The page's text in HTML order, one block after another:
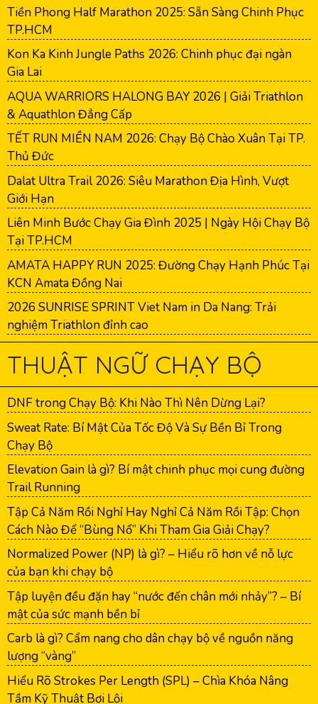
Tiền Phong Half Marathon 2025: Sẵn Sàng Chinh Phục
TP.HCM
Kon Ka Kinh Jungle Paths 2026: Chinh phục đại ngàn
Gia Lai
AQUA WARRIORS HALONG BAY 2026 | Giải Triathlon
& Aquathlon Đẳng Cấp
TẾT RUN MIỀN NAM 2026: Chạy Bộ Chào Xuân Tại TP.
Thủ Đức
Dalat Ultra Trail 2026: Siêu Marathon Địa Hình, Vượt
Giới Hạn
Liên Minh Bước Chạy Gia Đình 2025 | Ngày Hội Chạy Bộ
Tại TP.HCM
AMATA HAPPY RUN 2025: Đường Chạy Hạnh Phúc Tại
KCN Amata Đồng Nai
2026 SUNRISE SPRINT Viet Nam in Da Nang: Trải
nghiệm Triathlon đỉnh cao
THUẬT NGỮ CHẠY BỘ
DNF trong Chạy Bộ: Khi Nào Thì Nên Dừng Lại?
Sweat Rate: Bí Mật Của Tốc Độ Và Sự Bền Bỉ Trong
Chạy Bộ
Elevation Gain là gì? Bí mật chinh phục mọi cung đường
Trail Running
Tập Cả Năm Rồi Nghỉ Hay Nghỉ Cả Năm Rồi Tập: Chọn
Cách Nào Để “Bùng Nổ” Khi Tham Gia Giải Chạy?
Normalized Power (NP) là gì? – Hiểu rõ hơn về nỗ lực
của bạn khi chạy bộ
Tập luyện đều đặn hay “nước đến chân mới nhảy”? – Bí
mật của sức mạnh bền bỉ
Carb là gì? Cẩm nang cho dân chạy bộ về nguồn năng
lượng “vàng”
Hiểu Rõ Strokes Per Length (SPL) – Chìa Khóa Nâng
Tầm Kỹ Thuật Bơi Lội